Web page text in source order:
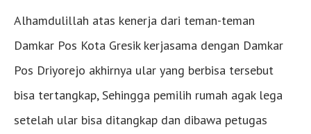
Alhamdulillah atas kenerja dari teman-teman
Damkar Pos Kota Gresik kerjasama dengan Damkar
Pos Driyorejo akhirnya ular yang berbisa tersebut
bisa tertangkap, Sehingga pemilih rumah agak lega
setelah ular bisa ditangkap dan dibawa petugas